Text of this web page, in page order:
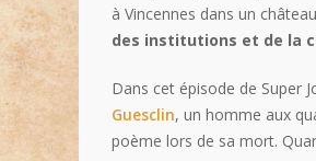
à Vincennes dans un
des institutions et de la
Dans cet épisode de Super
Guesclin, un homme aux
poème lors de sa mort.